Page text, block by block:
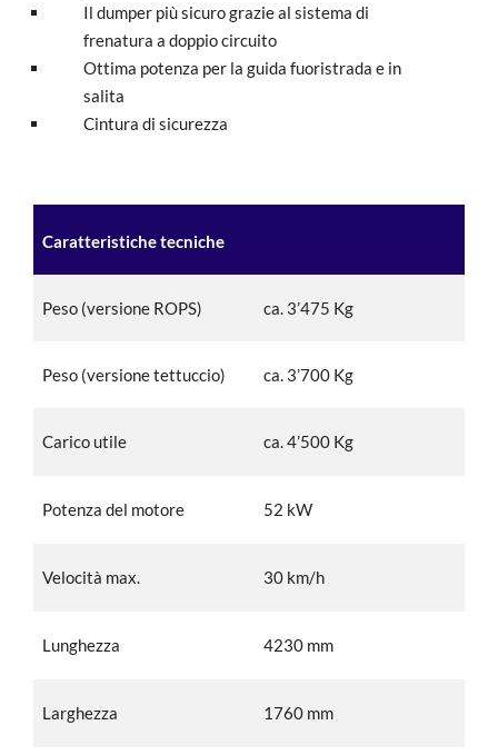
Il dumper più sicuro grazie al sistema di
frenatura a doppio circuito
Ottima potenza per la guida fuoristrada e in
salita
Cintura di sicurezza
Caratteristiche tecniche
Peso (versione ROPS) ca. 3’475 Kg
Peso (versione tettuccio) ca. 3’700 Kg
Carico utile ca. 4’500 Kg
Potenza del motore 52 kW
Velocità max. 30 km/h
Lunghezza 4230 mm
Larghezza 1760 mm